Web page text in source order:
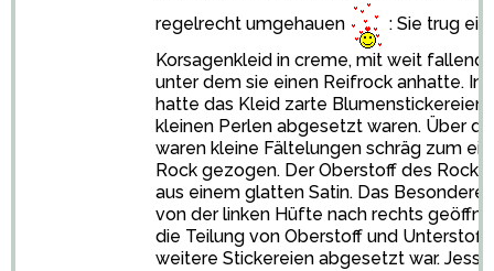
regelrecht umgehauen
: Sie trug ein
Korsagenkleid in creme, mit weit
unter dem sie einen Reifrock anhatte. In
hatte das Kleid zarte Blumenstickereien,
kleinen Perlen abgesetzt waren. Über
waren kleine Fältelungen schräg zum
Rock gezogen. Der Oberstoff des Rocks
aus einem glatten Satin. Das Besondere
von der linken Hüfte nach rechts
die Teilung von Oberstoff und Unterstoff
weitere Stickereien abgesetzt war. Jessi